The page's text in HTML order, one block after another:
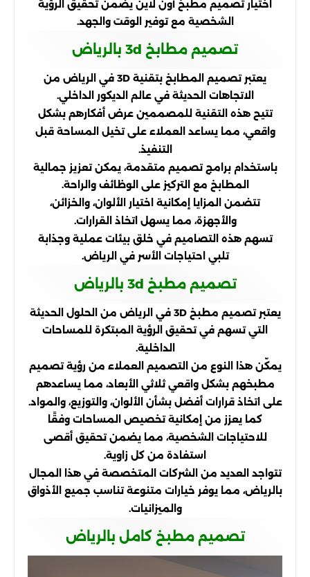
اختيار تصميم مطبخ أون لاين يضمن تحقيق الرؤية
الشخصية مع توفير الوقت والجهد.
تصميم مطابخ 3d بالرياض
يعتبر تصميم المطابخ بتقنية 3D في الرياض من
الاتجاهات الحديثة في عالم الديكور الداخلي.
تتيح هذه التقنية للمصممين عرض أفكارهم بشكل
واقعي، مما يساعد العملاء على تخيل المساحة قبل
التنفيذ.
باستخدام برامج تصميم متقدمة، يمكن تعزيز جمالية
المطابخ مع التركيز على الوظائف والراحة.
تتضمن المزايا إمكانية اختيار الألوان، والخزائن،
والأجهزة، مما يسهل اتخاذ القرارات.
تسهم هذه التصاميم في خلق بيئات عملية وجذابة
تلبي احتياجات الأسر في الرياض.
تصميم مطبخ 3d بالرياض
يعتبر تصميم مطبخ 3D في الرياض من الحلول الحديثة
التي تسهم في تحقيق الرؤية المبتكرة للمساحات
الداخلية.
يمكّن هذا النوع من التصميم العملاء من رؤية تصميم
مطبخهم بشكل واقعي ثلاثي الأبعاد، مما يساعدهم
على اتخاذ قرارات أفضل بشأن الألوان، والتوزيع، والمواد.
كما يعزز من إمكانية تخصيص المساحات وفقًا
للاحتياجات الشخصية، مما يضمن تحقيق أقصى
استفادة من كل زاوية.
تتواجد العديد من الشركات المتخصصة في هذا المجال
بالرياض، مما يوفر خيارات متنوعة تناسب جميع الأذواق
والميزانيات.
تصميم مطبخ كامل بالرياض